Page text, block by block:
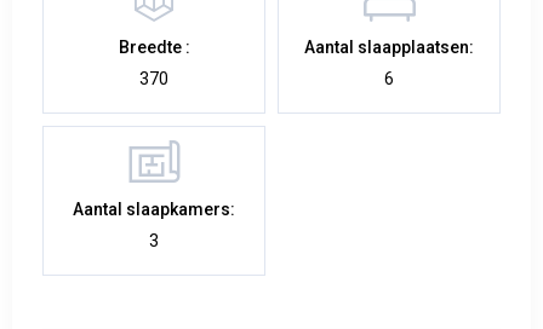
Breedte :
370
Aantal slaapplaatsen:
6
Aantal slaapkamers:
3